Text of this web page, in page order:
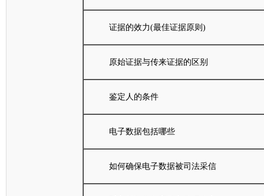
证据的效力(最佳证据原则)
原始证据与传来证据的区别
鉴定人的条件
电子数据包括哪些
如何确保电子数据被司法采信